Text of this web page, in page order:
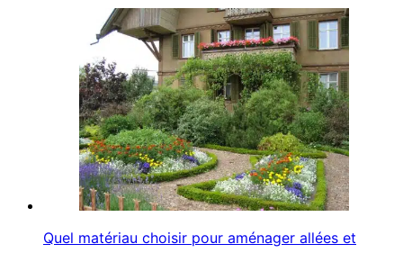
Quel matériau choisir pour aménager allées et